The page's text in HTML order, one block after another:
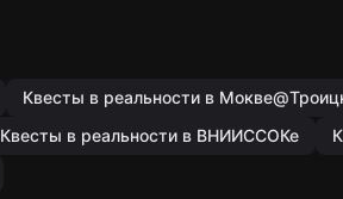
Квесты в реальности в
Квесты в реальности в ВНИИССОКе